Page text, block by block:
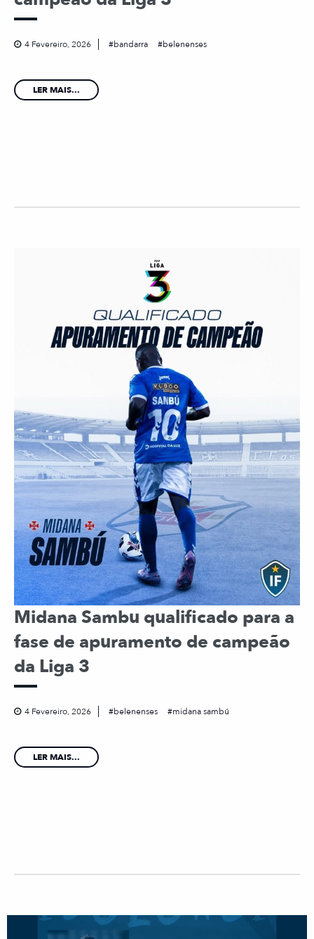
4 Fevereiro, 2026 bandarra belenenses
LER MAIS...
Midana Sambu qualificado para a
fase de apuramento de campeão
da Liga 3
4 Fevereiro, 2026 belenenses midana sambú
LER MAIS...